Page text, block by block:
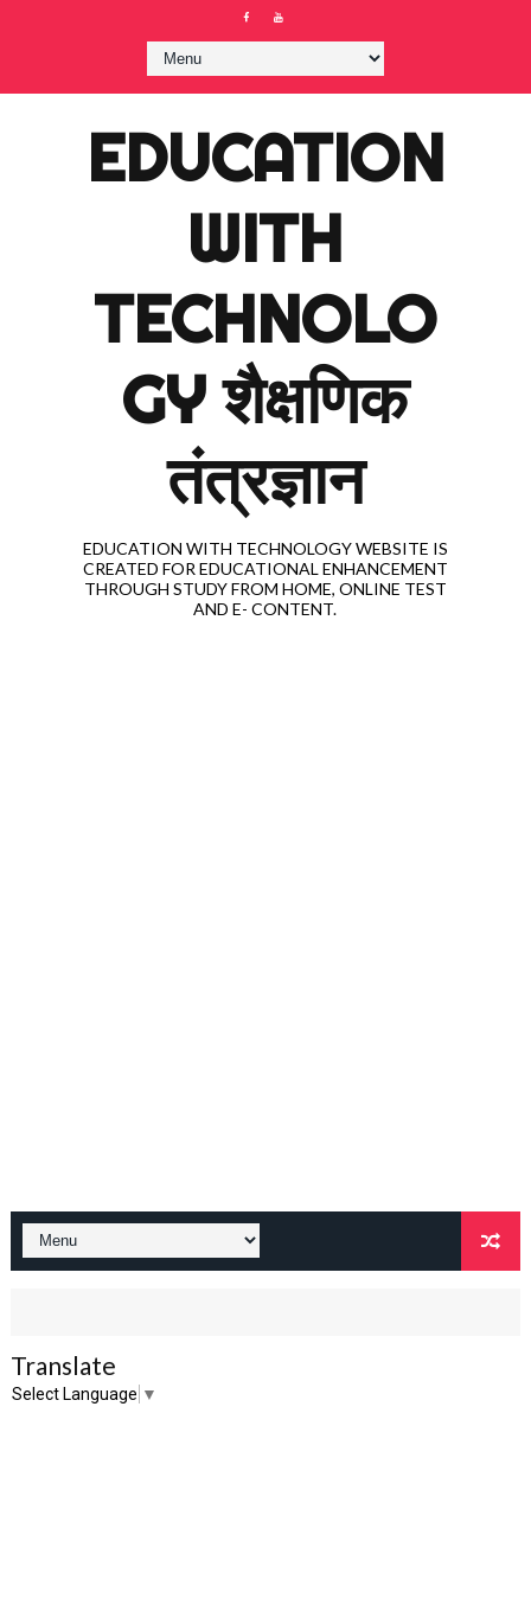
EDUCATION
WITH
TECHNOLO
GY शैक्षणिक
तंत्रज्ञान
EDUCATION WITH TECHNOLOGY WEBSITE IS
CREATED FOR EDUCATIONAL ENHANCEMENT
THROUGH STUDY FROM HOME, ONLINE TEST
AND E- CONTENT.
Translate
Select Language ▼